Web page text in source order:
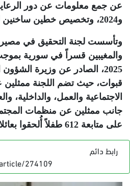
و2024، وتخصيص خطين ساخنين للتواصل مع الأهالي
وتأسست لجنة التحقيق في مصير
2025، الصادر عن وزيرة
قبوات، حيث تضم اللجنة
الاجتماعية والعمل، والداخلية،
جانب ممثلين عن منظمات
على متابعة 612 طفلاً أُلحقوا بعائلات غير عائلاتهم
رابط دائم
274109